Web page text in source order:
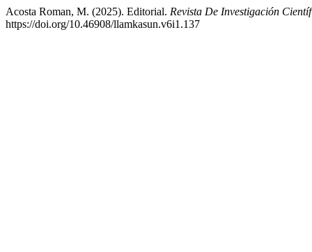
Acosta Roman, M. (2025). Editorial. Revista De Investigación
https://doi.org/10.46908/llamkasun.v6i1.137